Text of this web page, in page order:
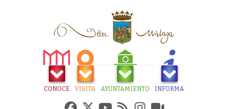
CONOCE VISITA AYUNTAMIENTO INFORMA